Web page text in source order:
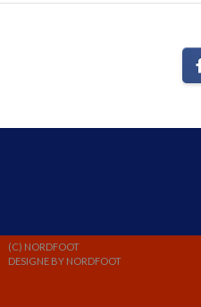
(C) NORDFOOT
DESIGNE BY NORDFOOT